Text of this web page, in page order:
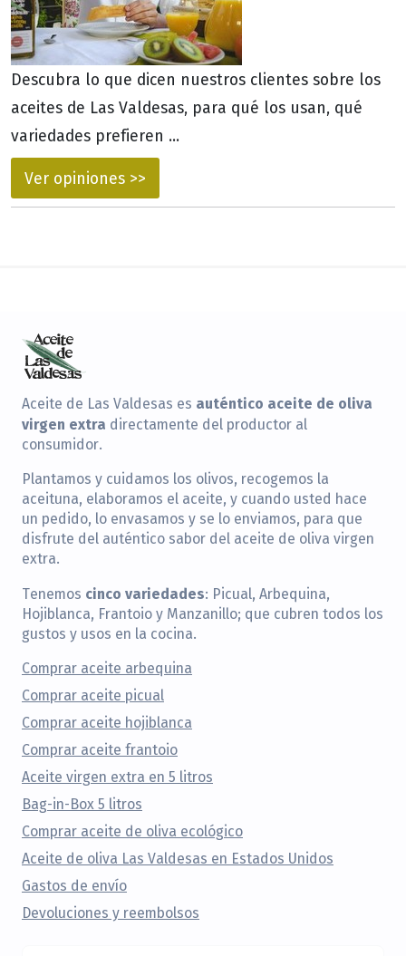
Descubra lo que dicen nuestros clientes sobre los
aceites de Las Valdesas, para qué los usan, qué
variedades prefieren ...
Ver opiniones >>
Aceite de Las Valdesas es auténtico aceite de oliva
virgen extra directamente del productor al
consumidor.
Plantamos y cuidamos los olivos, recogemos la
aceituna, elaboramos el aceite, y cuando usted hace
un pedido, lo envasamos y se lo enviamos, para que
disfrute del auténtico sabor del aceite de oliva virgen
extra.
Tenemos cinco variedades: Picual, Arbequina,
Hojiblanca, Frantoio y Manzanillo; que cubren todos los
gustos y usos en la cocina.
Comprar aceite arbequina
Comprar aceite picual
Comprar aceite hojiblanca
Comprar aceite frantoio
Aceite virgen extra en 5 litros
Bag-in-Box 5 litros
Comprar aceite de oliva ecológico
Aceite de oliva Las Valdesas en Estados Unidos
Gastos de envío
Devoluciones y reembolsos